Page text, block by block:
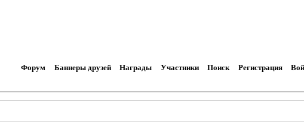
Форум Баннеры друзей Награды Участники Поиск Регистрация